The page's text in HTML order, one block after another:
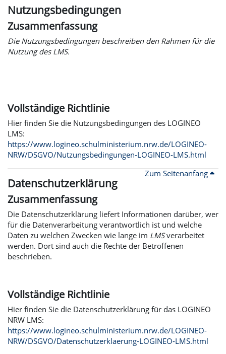
Nutzungsbedingungen
Zusammenfassung
Die Nutzungsbedingungen beschreiben den Rahmen für die
Nutzung des LMS.
Vollständige Richtlinie
Hier finden Sie die Nutzungsbedingungen des LOGINEO
LMS:
https://www.logineo.schulministerium.nrw.de/LOGINEO-
NRW/DSGVO/Nutzungsbedingungen-LOGINEO-LMS.html
Zum Seitenanfang
Datenschutzerklärung
Zusammenfassung
Die Datenschutzerklärung liefert Informationen darüber, wer
für die Datenverarbeitung verantwortlich ist und welche
Daten zu welchen Zwecken wie lange im LMSverarbeitet
werden. Dort sind auch die Rechte der Betroffenen
beschrieben.
Vollständige Richtlinie
Hier finden Sie die Datenschutzerklärung für das LOGINEO
NRW LMS:
https://www.logineo.schulministerium.nrw.de/LOGINEO-
NRW/DSGVO/Datenschutzerklaerung-LOGINEO-LMS.html